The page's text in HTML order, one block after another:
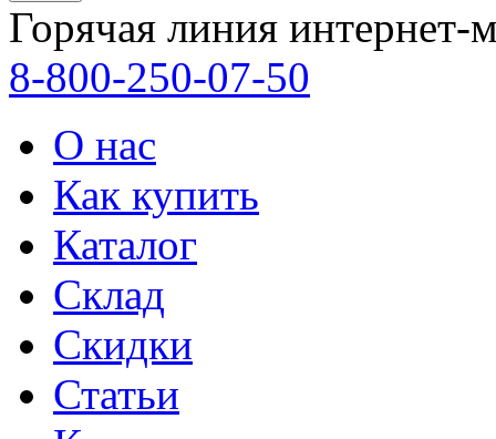
Горячая линия интернет-
8-800-250-07-50
О нас
Как купить
Каталог
Склад
Скидки
Статьи